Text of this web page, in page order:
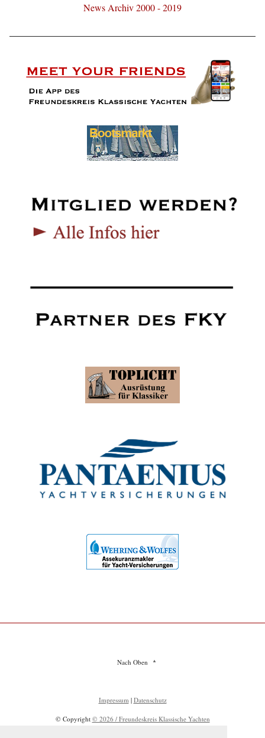
News Archiv 2000 - 2019
Nach Oben
Impressum | Datenschutz
© Copyright © 2026 / Freundeskreis Klassische Yachten